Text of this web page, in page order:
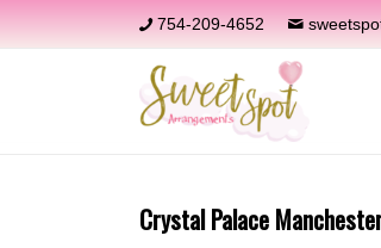
754-209-4652
Crystal Palace